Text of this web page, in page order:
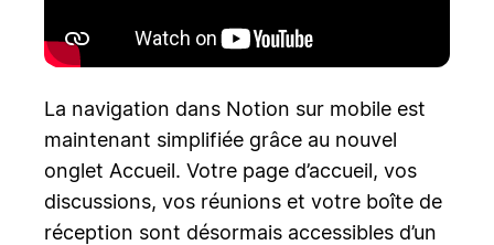
La navigation dans Notion sur mobile est
maintenant simplifiée grâce au nouvel
onglet Accueil. Votre page d’accueil, vos
discussions, vos réunions et votre boîte de
réception sont désormais accessibles d’un